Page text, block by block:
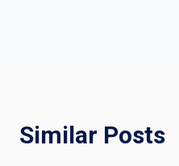
Similar Posts